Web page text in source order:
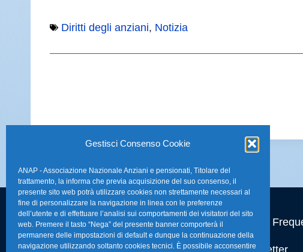
Gestisci Consenso Cookie
ANAP - Associazione Nazionale Anziani e pensionati, Titolare del
trattamento, la informa che previa acquisizione del suo consenso, il
presente sito web potrà utilizzare cookies non strettamente necessari al
fine di personalizzare la navigazione in linea con le preferenze
dell’utente e di effettuare l’analisi sui comportamenti dei visitatori del sito
web. Premere il tasto “Nega” del presente banner comporterà il
permanere delle impostazioni di default e dunque la continuazione della
navigazione utilizzando soltanto cookies tecnici. È possibile acconsentire
Diritti degli anziani, Notizia
Sede Nazionale Anap Confartigianato:
Indirizzo: Via S. Giovanni in Laterano,
FAQ – Domande